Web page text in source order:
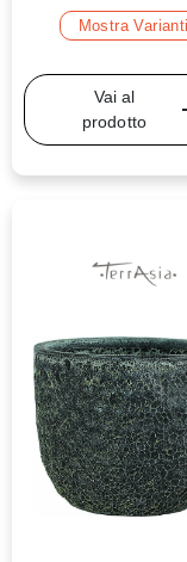
Mostra Varianti
Vai al
prodotto